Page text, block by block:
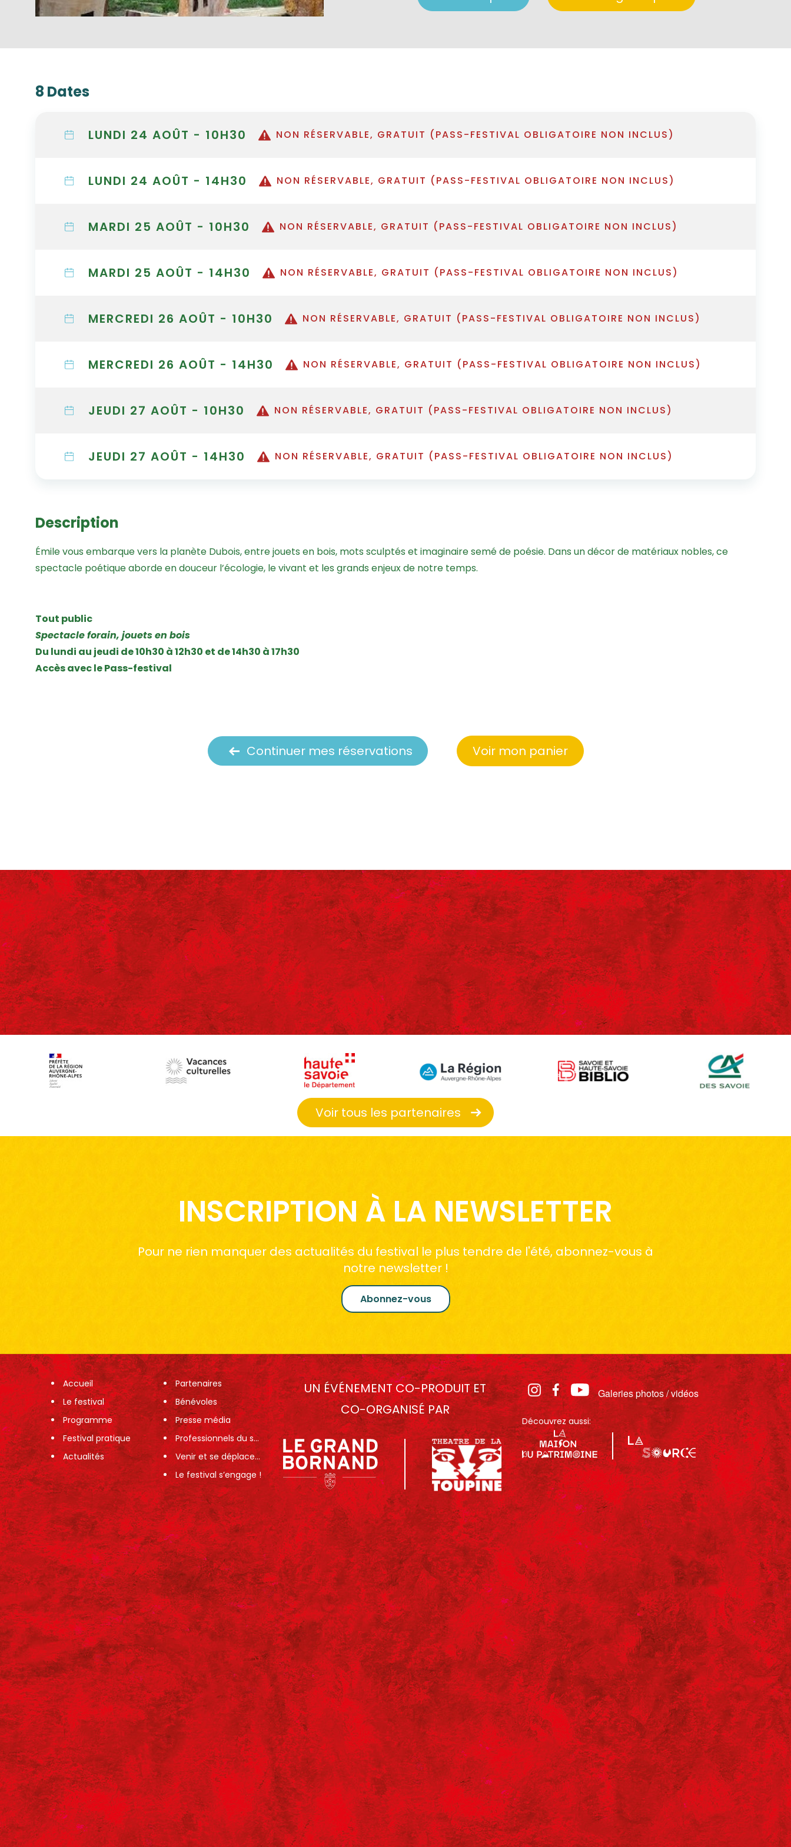
8 Dates
LUNDI 24 AOÛT - 10H30 NON RÉSERVABLE, GRATUIT (PASS-FESTIVAL OBLIGATOIRE NON INCLUS)
LUNDI 24 AOÛT - 14H30 NON RÉSERVABLE, GRATUIT (PASS-FESTIVAL OBLIGATOIRE NON INCLUS)
MARDI 25 AOÛT - 10H30 NON RÉSERVABLE, GRATUIT (PASS-FESTIVAL OBLIGATOIRE NON INCLUS)
MARDI 25 AOÛT - 14H30 NON RÉSERVABLE, GRATUIT (PASS-FESTIVAL OBLIGATOIRE NON INCLUS)
MERCREDI 26 AOÛT - 10H30 NON RÉSERVABLE, GRATUIT (PASS-FESTIVAL OBLIGATOIRE NON INCLUS)
MERCREDI 26 AOÛT - 14H30 NON RÉSERVABLE, GRATUIT (PASS-FESTIVAL OBLIGATOIRE NON INCLUS)
JEUDI 27 AOÛT - 10H30 NON RÉSERVABLE, GRATUIT (PASS-FESTIVAL OBLIGATOIRE NON INCLUS)
JEUDI 27 AOÛT - 14H30 NON RÉSERVABLE, GRATUIT (PASS-FESTIVAL OBLIGATOIRE NON INCLUS)
Description
Émile vous embarque vers la planète Dubois, entre jouets en bois, mots sculptés et imaginaire semé de poésie. Dans un décor de matériaux nobles, ce
spectacle poétique aborde en douceur l’écologie, le vivant et les grands enjeux de notre temps.
Tout public
Spectacle forain, jouets en bois
Du lundi au jeudi de 10h30 à 12h30 et de 14h30 à 17h30
Accès avec le Pass-festival
Continuer mes réservations Voir mon panier
Voir tous les partenaires
INSCRIPTION À LA NEWSLETTER
Pour ne rien manquer des actualités du festival le plus tendre de l'été, abonnez-vous à
notre newsletter !
Abonnez-vous
Accueil
Le festival
Programme
Festival pratique
Actualités
Partenaires
Bénévoles
Presse média
Professionnels du spectacle
Venir et se déplacer sur le festival
Le festival s’engage !
UN ÉVÉNEMENT CO-PRODUIT ET
CO-ORGANISÉ PAR
Galeries photos / vidéos
Découvrez aussi: